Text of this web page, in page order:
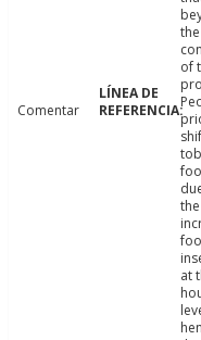
Comentar
the
of
the
at